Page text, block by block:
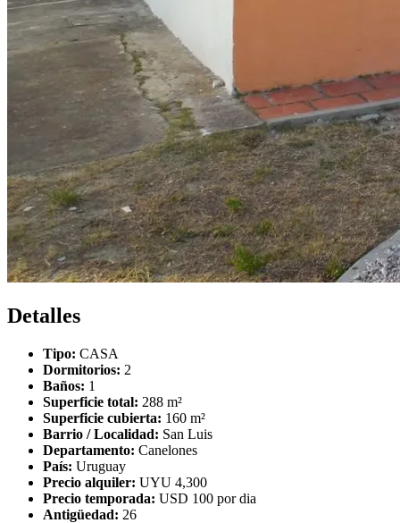
Detalles
Tipo: CASA
Dormitorios: 2
Baños: 1
Superficie total: 288 m²
Superficie cubierta: 160 m²
Barrio / Localidad: San Luis
Departamento: Canelones
País: Uruguay
Precio alquiler: UYU 4,300
Precio temporada: USD 100 por dia
Antigüedad: 26